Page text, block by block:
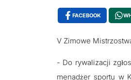
FACEBOOK
V Zimowe
- Do rywalizacji
menadżer sportu w